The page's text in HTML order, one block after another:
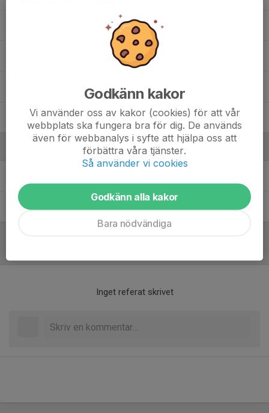
Victor Jonsson
William Kungberg
Inget referat skrivet
Godkänn kakor
Vi använder oss av kakor (cookies) för att vår
webbplats ska fungera bra för dig. De används
även för webbanalys i syfte att hjälpa oss att
förbättra våra tjänster.
Så använder vi cookies
Godkänn alla kakor
Bara nödvändiga